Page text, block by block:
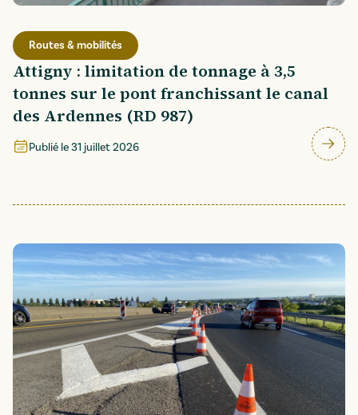
Routes & mobilités
Attigny : limitation de tonnage à 3,5
tonnes sur le pont franchissant le canal
des Ardennes (RD 987)
Publié le31 juillet 2026